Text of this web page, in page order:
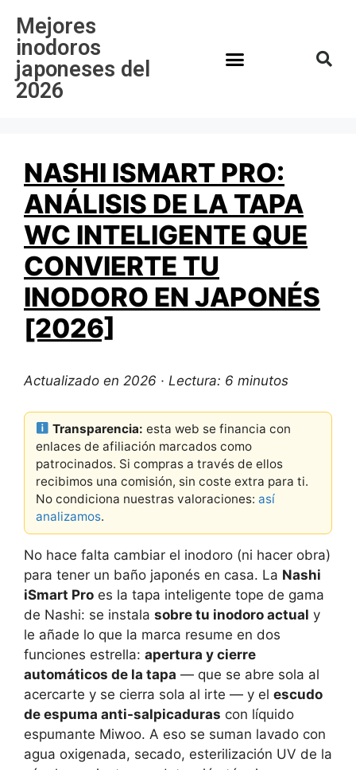
Mejores
inodoros
japoneses del
2026
NASHI ISMART PRO:
ANÁLISIS DE LA TAPA
WC INTELIGENTE QUE
CONVIERTE TU
INODORO EN JAPONÉS
[2026]
Actualizado en 2026 · Lectura: 6 minutos
Transparencia: esta web se financia con
enlaces de afiliación marcados como
patrocinados. Si compras a través de ellos
recibimos una comisión, sin coste extra para ti.
No condiciona nuestras valoraciones: así
analizamos.
No hace falta cambiar el inodoro (ni hacer obra)
para tener un baño japonés en casa. La Nashi
iSmart Pro es la tapa inteligente tope de gama
de Nashi: se instala sobre tu inodoro actual y
le añade lo que la marca resume en dos
funciones estrella: apertura y cierre
automáticos de la tapa — que se abre sola al
acercarte y se cierra sola al irte — y el escudo
de espuma anti-salpicaduras con líquido
espumante Miwoo. A eso se suman lavado con
agua oxigenada, secado, esterilización UV de la